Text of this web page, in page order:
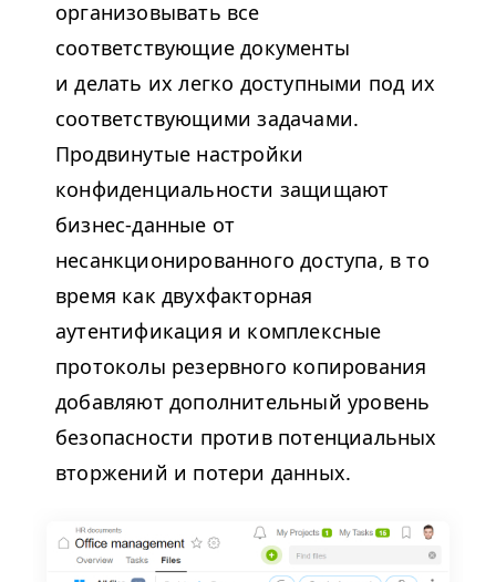
организовывать все
соответствующие документы
и делать их легко доступными под их
соответствующими задачами.
Продвинутые настройки
конфиденциальности защищают
бизнес-данные от
несанкционированного доступа, в то
время как двухфакторная
аутентификация и комплексные
протоколы резервного копирования
добавляют дополнительный уровень
безопасности против потенциальных
вторжений и потери данных.